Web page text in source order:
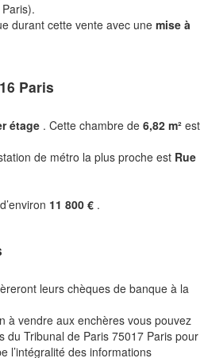
durant cette vente avec une mise à
Paris
étage . Cette chambre de6,82 m²est
de métro la plus proche est Rue
11 800 € .
leurs chèques de banque à la
à vendre aux enchères vous pouvez
du Tribunal de Paris 75017 Paris pour
l’intégralité des informations